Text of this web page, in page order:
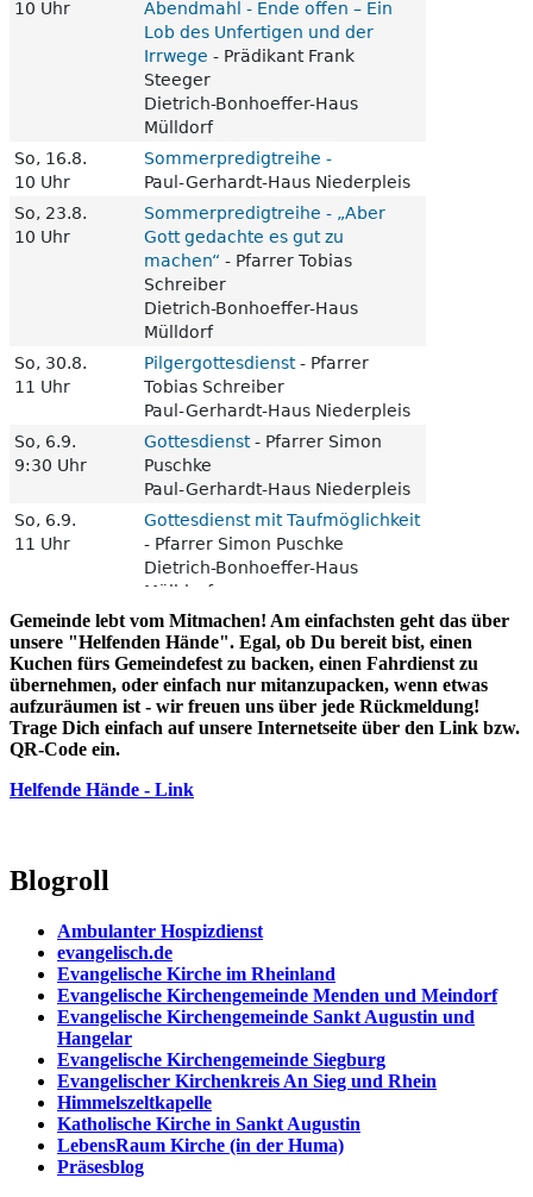
Gemeinde lebt vom Mitmachen! Am einfachsten geht das über
unsere "Helfenden Hände". Egal, ob Du bereit bist, einen
Kuchen fürs Gemeindefest zu backen, einen Fahrdienst zu
übernehmen, oder einfach nur mitanzupacken, wenn etwas
aufzuräumen ist - wir freuen uns über jede Rückmeldung!
Trage Dich einfach auf unsere Internetseite über den Link bzw.
QR-Code ein.
Helfende Hände - Link
Blogroll
Ambulanter Hospizdienst
evangelisch.de
Evangelische Kirche im Rheinland
Evangelische Kirchengemeinde Menden und Meindorf
Evangelische Kirchengemeinde Sankt Augustin und
Hangelar
Evangelische Kirchengemeinde Siegburg
Evangelischer Kirchenkreis An Sieg und Rhein
Himmelszeltkapelle
Katholische Kirche in Sankt Augustin
LebensRaum Kirche (in der Huma)
Präsesblog